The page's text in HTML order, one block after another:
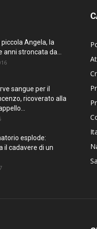
piccola Angela, la
anni stroncata da...
sangue per il
ricoverato alla
esplode:
il cadavere di un